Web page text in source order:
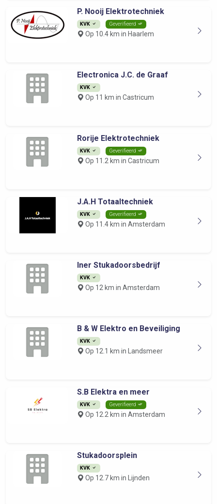
P. Nooij Elektrotechniek
KVK Geverifieerd
Op 10.4 km in Haarlem
Electronica J.C. de Graaf
KVK
Op 11 km in Castricum
Rorije Elektrotechniek
KVK Geverifieerd
Op 11.2 km in Castricum
J.A.H Totaaltechniek
KVK Geverifieerd
Op 11.4 km in Amsterdam
Iner Stukadoorsbedrijf
KVK
Op 12 km in Amsterdam
B & W Elektro en Beveiliging
KVK
Op 12.1 km in Landsmeer
S.B Elektra en meer
KVK Geverifieerd
Op 12.2 km in Amsterdam
Stukadoorsplein
KVK
Op 12.7 km in Lijnden